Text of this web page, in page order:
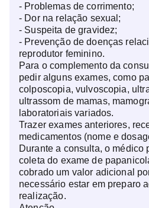
- Problemas de corrimento;
- Dor na relação sexual;
- Suspeita de gravidez;
- Prevenção de doenças
reprodutor feminino.
Para o complemento da
pedir alguns exames, como
colposcopia, vulvoscopia,
ultrassom de mamas,
laboratoriais variados.
Trazer exames anteriores,
medicamentos (nome e
Durante a consulta, o médico
coleta do exame de
cobrado um valor adicional
necessário estar em preparo
realização.